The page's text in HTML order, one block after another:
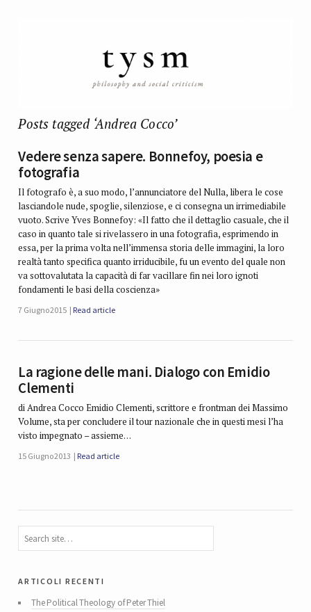
Posts tagged ‘Andrea Cocco’
Vedere senza sapere. Bonnefoy, poesia e
fotografia
Il fotografo è, a suo modo, l’annunciatore del Nulla, libera le cose
lasciandole nude, spoglie, silenziose, e ci consegna un irrimediabile
vuoto. Scrive Yves Bonnefoy: «Il fatto che il dettaglio casuale, che il
caso in quanto tale si rivelassero in una fotografia, esprimendo in
essa, per la prima volta nell’immensa storia delle immagini, la loro
realtà tanto specifica quanto irriducibile, fu un evento del quale non
va sottovalutata la capacità di far vacillare fin nei loro ignoti
fondamenti le basi della coscienza»
7 Giugno 2015 Read article
La ragione delle mani. Dialogo con Emidio
Clementi
di Andrea Cocco Emidio Clementi, scrittore e frontman dei Massimo
Volume, sta per concludere il tour nazionale che in questi mesi l’ha
visto impegnato – assieme…
15 Giugno 2013 Read article
articoli recenti
The Political Theology of Peter Thiel